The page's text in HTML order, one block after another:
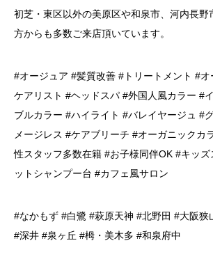
初芝・東区以外の美原区や和泉市、河内長野
方からも多数ご来店頂いています。
#オージュア #髪質改善 #トリートメント #
ケアリスト #ヘッドスパ #外国人風カラー #
ブルカラー #ハイライト #バレイヤージュ #
メージレス #ケアブリーチ #オーガニックカ
性スタッフ多数在籍 #お子様同伴OK #キッズ
ットシャンプー台 #カフェ風サロン
#なかもず #白鷺 #萩原天神 #北野田 #大阪狭
#深井 #泉ヶ丘 #栂・美木多 #和泉府中